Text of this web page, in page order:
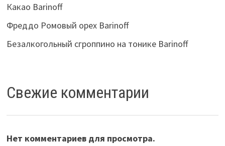
Какао Barinoff
Фреддо Ромовый орех Barinoff
Безалкогольный сгроппино на тонике Barinoff
Свежие комментарии
Нет комментариев для просмотра.